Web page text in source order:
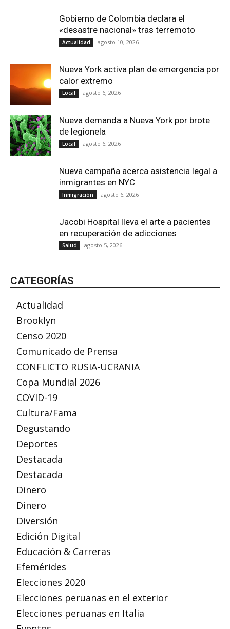
Gobierno de Colombia declara el
«desastre nacional» tras terremoto
Actualidad agosto 10, 2026
Nueva York activa plan de emergencia por
calor extremo
Local agosto 6, 2026
Nueva demanda a Nueva York por brote
de legionela
Local agosto 6, 2026
Nueva campaña acerca asistencia legal a
inmigrantes en NYC
Inmigración agosto 6, 2026
Jacobi Hospital lleva el arte a pacientes
en recuperación de adicciones
Salud agosto 5, 2026
CATEGORÍAS
Actualidad
Brooklyn
Censo 2020
Comunicado de Prensa
CONFLICTO RUSIA-UCRANIA
Copa Mundial 2026
COVID-19
Cultura/Fama
Degustando
Deportes
Destacada
Destacada
Dinero
Dinero
Diversión
Edición Digital
Educación & Carreras
Efemérides
Elecciones 2020
Elecciones peruanas en el exterior
Elecciones peruanas en Italia